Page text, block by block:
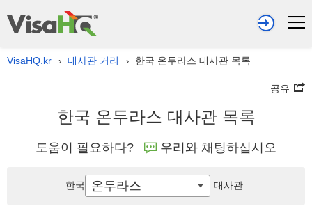
VisaHQ.kr › 대사관 거리 › 한국 온두라스 대사관 목록
공유
한국 온두라스 대사관 목록
도움이 필요하다? 우리와 채팅하십시오
한국 온두라스 대사관